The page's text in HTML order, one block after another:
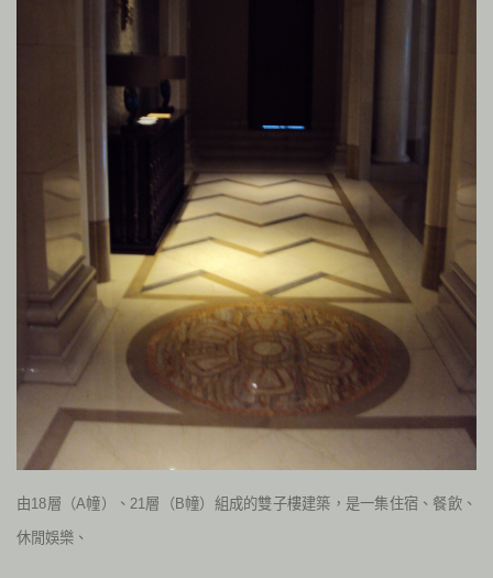
由18層（A幢）、21層（B幢）組成的雙子樓建築，是一集住宿、餐飲、
休閒娛樂、